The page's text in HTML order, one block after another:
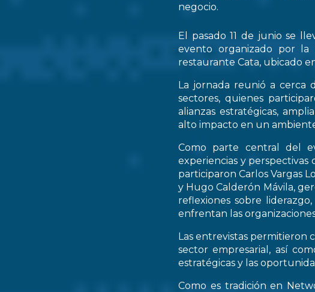
negocio.
El pasado 11 de junio se
evento organizado por
restaurante Cata, ubicado
La jornada reunió a cerca
sectores, quienes
alianzas estratégicas,
alto impacto en un
Como parte central del
experiencias y perspectivas
participaron Carlos Vargas
y Hugo Calderón Mávila,
reflexiones sobre
enfrentan las
Las entrevistas permitieron
sector empresarial, así
estratégicas y las
Como es tradición en